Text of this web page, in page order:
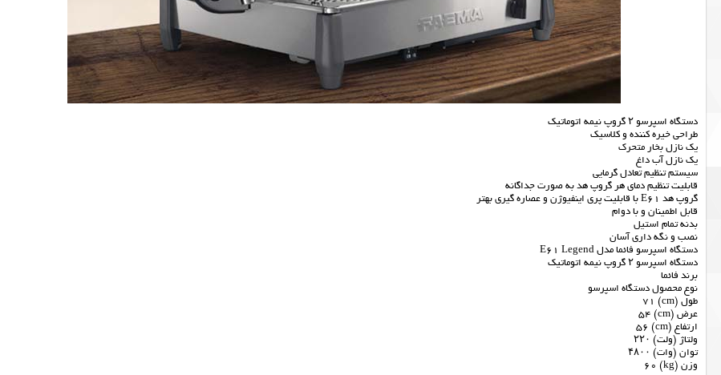
دستگاه اسپرسو ۲ گروپ نیمه اتوماتیک
طراحی خیره کننده و کلاسیک
یک نازل بخار متحرک
یک نازل آب داغ
سیستم تنظیم تعادل گرمایی
قابلیت تنظیم دمای هر گروپ هد به صورت جداگانه
گروپ هد E61 با قابلیت پری اینفیوژن و عصاره گیری بهتر
قابل اطمینان و با دوام
بدنه تمام استیل
نصب و نگه داری آسان
دستگاه اسپرسو فائما مدل E61 Legend
دستگاه اسپرسو ۲ گروپ نیمه اتوماتیک
برند فائما
نوع محصول دستگاه اسپرسو
طول (cm) 71
عرض (cm) 54
ارتفاع (cm) 56
ولتاژ (ولت) ۲۲۰
توان (وات) ۴۸۰۰
وزن (kg) 60